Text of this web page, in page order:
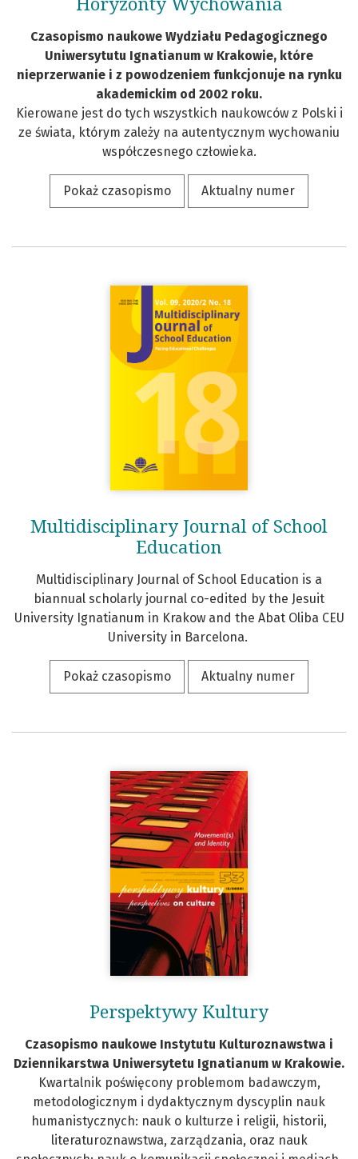
Czasopismo naukowe Wydziału Pedagogicznego
Uniwersytutu Ignatianum w Krakowie, które
nieprzerwanie i z powodzeniem funkcjonuje na rynku
akademickim od 2002 roku.
Kierowane jest do tych wszystkich naukowców z Polski i
ze świata, którym zależy na autentycznym wychowaniu
współczesnego człowieka.
Pokaż czasopismo Aktualny numer
Multidisciplinary Journal of School
Education
Multidisciplinary Journal of School Education is a
biannual scholarly journal co-edited by the Jesuit
University Ignatianum in Krakow and the Abat Oliba CEU
University in Barcelona.
Pokaż czasopismo Aktualny numer
Perspektywy Kultury
Czasopismo naukowe Instytutu Kulturoznawstwa i
Dziennikarstwa Uniwersytetu Ignatianum w Krakowie.
Kwartalnik poświęcony problemom badawczym,
metodologicznym i dydaktycznym dyscyplin nauk
humanistycznych: nauk o kulturze i religii, historii,
literaturoznawstwa, zarządzania, oraz nauk